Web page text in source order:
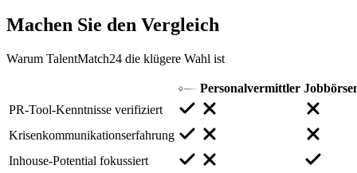
Machen Sie den Vergleich
Warum TalentMatch24 die klügere Wahl ist
Personalvermittler
PR-Tool-Kenntnisse verifiziert
Krisenkommunikationserfahrung
Inhouse-Potential fokussiert